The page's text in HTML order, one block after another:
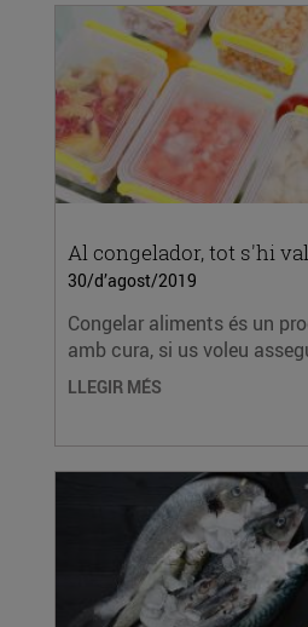
Al congelador, tot s'hi
30/d’agost/2019
Congelar aliments és un
amb cura, si us voleu
LLEGIR MÉS